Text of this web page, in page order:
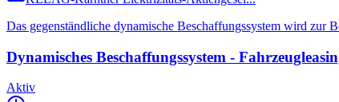
Das gegenständliche dynamische Beschaffungssystem wird zur
Dynamisches Beschaffungssystem -
Aktiv